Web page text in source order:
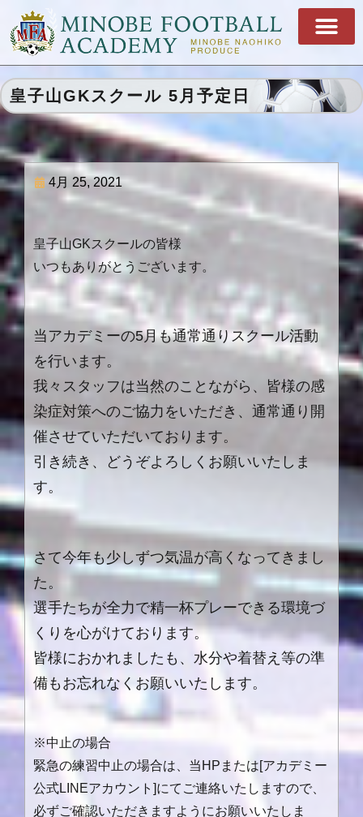
皇子山GKスクール 5月予定日
4月 25, 2021
皇子山GKスクールの皆様
いつもありがとうございます。
当アカデミーの5月も通常通りスクール活動
を行います。
我々スタッフは当然のことながら、皆様の感
染症対策へのご協力をいただき、通常通り開
催させていただいております。
引き続き、どうぞよろしくお願いいたしま
す。
さて今年も少しずつ気温が高くなってきまし
た。
選手たちが全力で精一杯プレーできる環境づ
くりを心がけております。
皆様におかれましたも、水分や着替え等の準
備もお忘れなくお願いいたします。
※中止の場合
緊急の練習中止の場合は、当 HP または[アカデミー
公式LINEアカウント ]にてご連絡いたしますので、
必ずご確認いただきますようにお願いいたしま